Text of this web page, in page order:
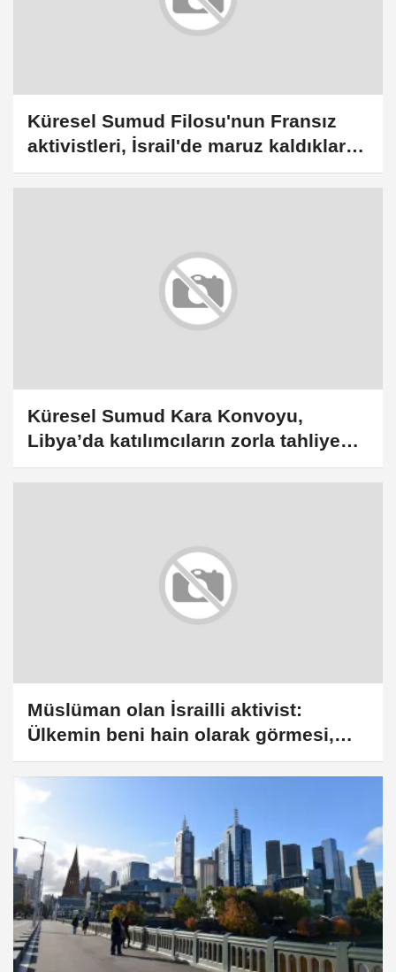
Küresel Sumud Filosu'nun Fransız
aktivistleri, İsrail'de maruz kaldıkları
işkenceleri anlattı
Küresel Sumud Kara Konvoyu,
Libya’da katılımcıların zorla tahliye
edildiğini açıkladı
Müslüman olan İsrailli aktivist:
Ülkemin beni hain olarak görmesi,
benim için onurdur